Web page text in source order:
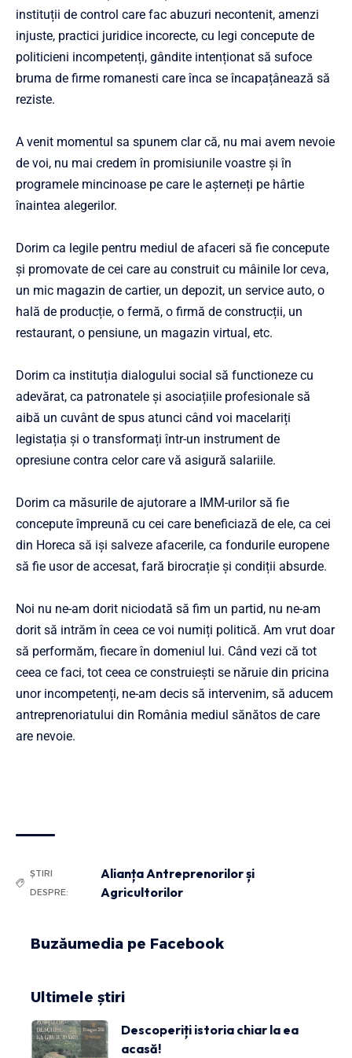
instituții de control care fac abuzuri necontenit, amenzi
injuste, practici juridice incorecte, cu legi concepute de
politicieni incompetenți, gândite intenționat să sufoce
bruma de firme romanesti care înca se încapațânează să
reziste.
A venit momentul sa spunem clar că, nu mai avem nevoie
de voi, nu mai credem în promisiunile voastre și în
programele mincinoase pe care le așterneți pe hârtie
înaintea alegerilor.
Dorim ca legile pentru mediul de afaceri să fie concepute
și promovate de cei care au construit cu mâinile lor ceva,
un mic magazin de cartier, un depozit, un service auto, o
hală de producție, o fermă, o firmă de construcții, un
restaurant, o pensiune, un magazin virtual, etc.
Dorim ca instituția dialogului social să functioneze cu
adevărat, ca patronatele și asociațiile profesionale să
aibă un cuvânt de spus atunci când voi macelariți
legistația și o transformați într-un instrument de
opresiune contra celor care vă asigură salariile.
Dorim ca măsurile de ajutorare a IMM-urilor să fie
concepute împreună cu cei care beneficiază de ele, ca cei
din Horeca să iși salveze afacerile, ca fondurile europene
să fie usor de accesat, fară birocrație și condiții absurde.
Noi nu ne-am dorit niciodată să fim un partid, nu ne-am
dorit să intrăm în ceea ce voi numiți politică. Am vrut doar
să performăm, fiecare în domeniul lui. Când vezi că tot
ceea ce faci, tot ceea ce construiești se năruie din pricina
unor incompetenți, ne-am decis să intervenim, să aducem
antreprenoriatului din România mediul sănătos de care
are nevoie.
ȘTIRI
DESPRE:
Alianța Antreprenorilor și
Agricultorilor
Buzăumedia pe Facebook
Ultimele știri
Descoperiți istoria chiar la ea
acasă!